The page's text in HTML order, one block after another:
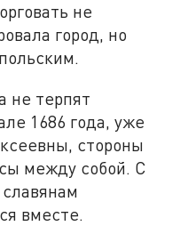
не
город, но
не терпят
1686 года, уже
стороны
между собой. С
вместе.